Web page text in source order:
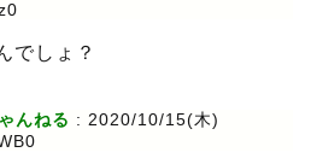
でしょ？
んねる : 2020/10/15(木)